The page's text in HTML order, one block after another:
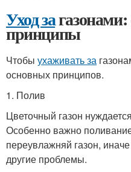
Уход за
принципы
Чтобы ухаживать за
основных принципов.
1. Полив
Цветочный газон
Особенно важно
переувлажняй газон,
другие проблемы.